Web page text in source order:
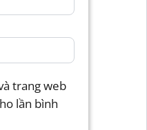
trang web
lần bình